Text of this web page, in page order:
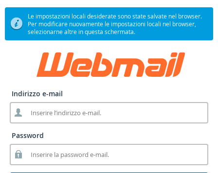
Le impostazioni locali desiderate sono state salvate nel browser.
Per modificare nuovamente le impostazioni locali nel browser,
selezionarne altre in questa schermata.
Indirizzo e-mail
Password